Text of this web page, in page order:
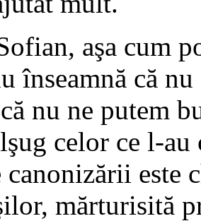
aşa cum
înseamnă că
nu ne putem
celor ce l-
este
mărturisită